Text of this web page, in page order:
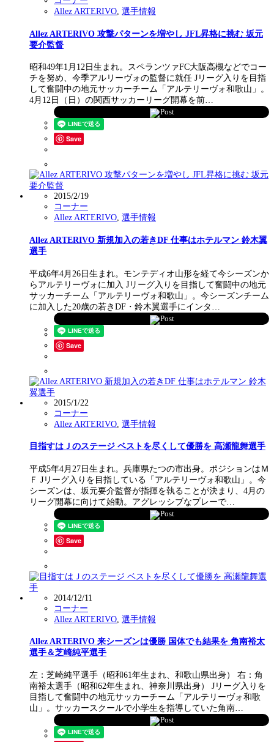
Allez ARTERIVO, 選手情報
Allez ARTERIVO 攻撃パターンを増やし JFL昇格に挑む 坂元
要介監督
昭和49年1月12日生まれ。スペランツァFC大阪高槻などでコー
チを努め、今季アルリーヴォの監督に就任 Jリーグ入りを目指
して奮闘中の地元サッカーチーム「アルテリーヴォ和歌山」。
4月12日（日）の関西サッカーリーグ開幕を前…
Post
Save
2015/2/19
コーナー
Allez ARTERIVO, 選手情報
Allez ARTERIVO 新規加入の若きDF 仕事はホテルマン 鈴木翼
選手
平成6年4月26日生まれ。モンテディオ山形を経て今シーズンか
らアルテリーヴォに加入 Jリーグ入りを目指して奮闘中の地元
サッカーチーム「アルテリーヴォ和歌山」。今シーズンチーム
に加入した20歳の若きDF・鈴木翼選手にインタ…
Post
Save
2015/1/22
コーナー
Allez ARTERIVO 選手情報
目指すはＪのステージ ベストを尽くして優勝を 高瀬龍舞選手
平成5年4月27日生まれ。兵庫県たつの市出身。ポジションはＭ
Ｆ Jリーグ入りを目指している「アルテリーヴォ和歌山」。今
シーズンは、坂元要介監督が指揮を執ることが決まり、4月の
リーグ開幕に向けて始動。アグレッシブなプレーで…
Post
Save
2014/12/11
コーナー
Allez ARTERIVO 選手情報
Allez ARTERIVO 来シーズンは優勝 国体でも結果を 角南裕太
選手＆芝崎純平選手
左：芝崎純平選手（昭和61年生まれ、和歌山県出身） 右：角
南裕太選手（昭和62年生まれ、神奈川県出身） Jリーグ入りを
目指して奮闘中の地元サッカーチーム「アルテリーヴォ和歌
山」。サッカースクールで小学生を指導していた角南…
Post